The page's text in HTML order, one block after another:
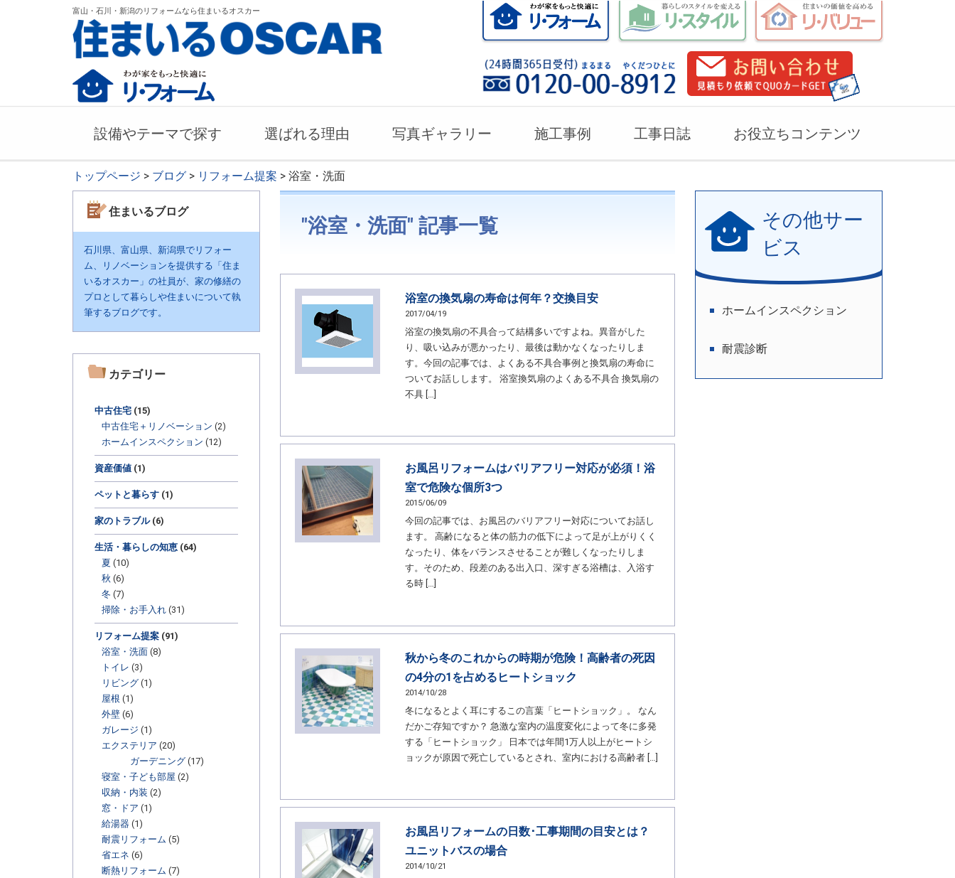
富山・石川・新潟のリフォームなら住まいるオスカー
設備やテーマで探す 選ばれる理由 写真ギャラリー 施工事例 工事日誌 お役立ちコンテンツ
トップページ > ブログ > リフォーム提案 > 浴室・洗面
住まいるブログ
石川県、富山県、新潟県でリフォー
ム、リノベーションを提供する「住ま
いるオスカー」の社員が、家の修繕の
プロとして暮らしや住まいについて執
筆するブログです。
カテゴリー
中古住宅 (15)
中古住宅＋リノベーション (2)
ホームインスペクション (12)
資産価値 (1)
ペットと暮らす (1)
家のトラブル(6)
生活・暮らしの知恵 (64)
夏 (10)
秋 (6)
冬 (7)
掃除・お手入れ (31)
リフォーム提案 (91)
浴室・洗面 (8)
トイレ (3)
リビング (1)
屋根 (1)
外壁 (6)
ガレージ (1)
エクステリア (20)
ガーデニング (17)
寝室・子ども部屋 (2)
収納・内装 (2)
窓・ドア (1)
給湯器 (1)
耐震リフォーム (5)
省エネ (6)
断熱リフォーム (7)
"浴室・洗面" 記事一覧
浴室の換気扇の寿命は何年？交換目安
2017/04/19
浴室の換気扇の不具合って結構多いですよね。異音がした
り、吸い込みが悪かったり、最後は動かなくなったりしま
す。今回の記事では、よくある不具合事例と換気扇の寿命に
ついてお話しします。 浴室換気扇のよくある不具合 換気扇の
不具 […]
お風呂リフォームはバリアフリー対応が必須！浴
室で危険な個所3つ
2015/06/09
今回の記事では、お風呂のバリアフリー対応についてお話し
ます。 高齢になると体の筋力の低下によって足が上がりくく
なったり、体をバランスさせることが難しくなったりしま
す。そのため、段差のある出入口、深すぎる浴槽は、入浴す
る時 […]
秋から冬のこれからの時期が危険！高齢者の死因
の4分の1を占めるヒートショック
2014/10/28
冬になるとよく耳にするこの言葉「ヒートショック」。 なん
だかご存知ですか？ 急激な室内の温度変化によって冬に多発
する「ヒートショック」 日本では年間1万人以上がヒートシ
ョックが原因で死亡しているとされ、室内における高齢者 […]
お風呂リフォームの日数･工事期間の目安とは？
ユニットバスの場合
2014/10/21
その他サー
ビス
ホームインスペクション
耐震診断